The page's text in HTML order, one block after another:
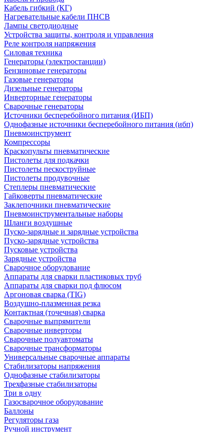
Кабель гибкий (КГ)
Нагревательные кабели ПНСВ
Лампы светодиодные
Устройства защиты, контроля и управления
Реле контроля напряжения
Силовая техника
Генераторы (электростанции)
Бензиновые генераторы
Газовые генераторы
Дизельные генераторы
Инверторные генераторы
Сварочные генераторы
Источники бесперебойного питания (ИБП)
Однофазные источники бесперебойного питания (ибп)
Пневмоинструмент
Компрессоры
Краскопульты пневматические
Пистолеты для подкачки
Пистолеты пескоструйные
Пистолеты продувочные
Степлеры пневматические
Гайковерты пневматические
Заклепочники пневматические
Пневмоинструментальные наборы
Шланги воздушные
Пуско-зарядные и зарядные устройства
Пуско-зарядные устройства
Пусковые устройства
Зарядные устройства
Сварочное оборудование
Аппараты для сварки пластиковых труб
Аппараты для сварки под флюсом
Аргоновая сварка (TIG)
Воздушно-плазменная резка
Контактная (точечная) сварка
Сварочные выпрямители
Сварочные инверторы
Сварочные полуавтоматы
Сварочные трансформаторы
Универсальные сварочные аппараты
Стабилизаторы напряжения
Однофазные стабилизаторы
Трехфазные стабилизаторы
Три в одну
Газосварочное оборудование
Баллоны
Регуляторы газа
Ручной инструмент